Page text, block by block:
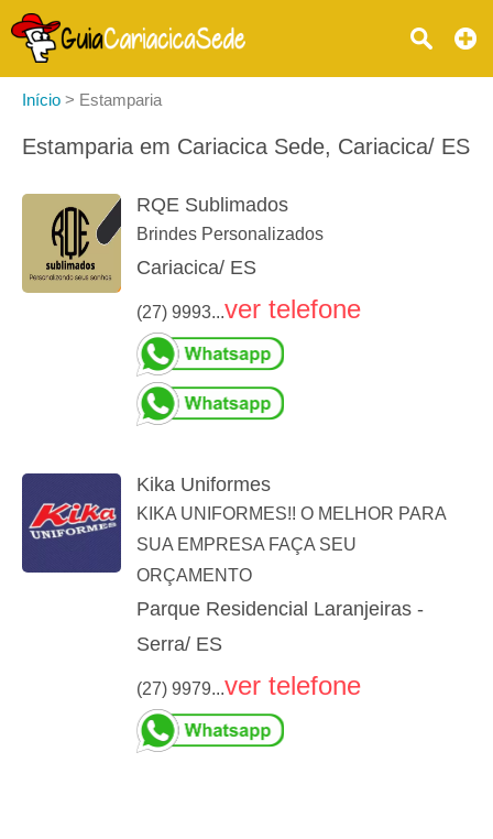
Início > Estamparia
Estamparia em Cariacica Sede, Cariacica/ ES
RQE Sublimados
Brindes Personalizados
Cariacica/ ES
(27) 9993...ver telefone
Kika Uniformes
KIKA UNIFORMES!! O MELHOR PARA
SUA EMPRESA FAÇA SEU
ORÇAMENTO
Parque Residencial Laranjeiras -
Serra/ ES
(27) 9979...ver telefone